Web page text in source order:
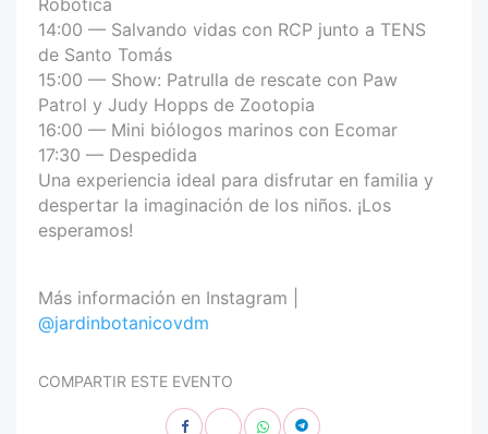
Robótica
14:00 — Salvando vidas con RCP junto a TENS
de Santo Tomás
15:00 — Show: Patrulla de rescate con Paw
Patrol y Judy Hopps de Zootopia
16:00 — Mini biólogos marinos con Ecomar
17:30 — Despedida
Una experiencia ideal para disfrutar en familia y
despertar la imaginación de los niños. ¡Los
esperamos!
Más información en Instagram |
@jardinbotanicovdm
COMPARTIR ESTE EVENTO